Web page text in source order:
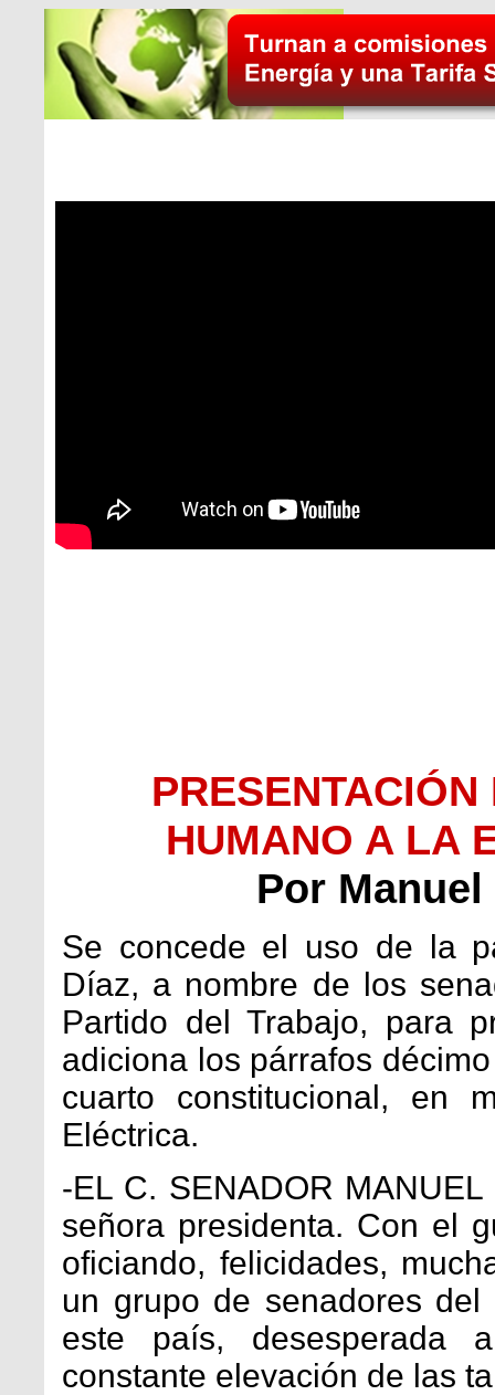
HUMANO A LA
Por
Se concede el uso de la
Díaz, a nombre de los
Partido del Trabajo, para
adiciona los párrafos
cuarto constitucional, en
Eléctrica.
-EL C. SENADOR
señora presidenta. Con el
oficiando, felicidades,
un grupo de senadores
este país, desesperada
constante elevación de las